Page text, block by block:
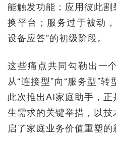
能触发功能；应用彼此
换平台；服务过于被动
设备应答”的初级阶段。
这些痛点共同勾勒出一
从“连接型”向“服务型”
此次推出AI家庭助手，
生需求的关键举措，以
启了家庭业务价值重塑的